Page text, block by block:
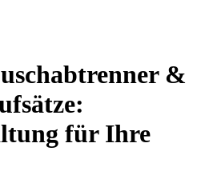
&
für Ihre